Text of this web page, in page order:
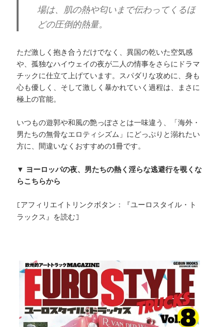
場は、肌の熱や匂いまで伝わってくるほ
どの圧倒的熱量。
ただ激しく抱き合うだけでなく、異国の乾いた空気感
や、孤独なハイウェイの夜が二人の情事をさらにドラマ
チックに仕立て上げています。スパダリな攻めに、身も
心も優しく、そして激しく暴かれていく過程は、まさに
極上の官能。
いつもの遊郭や和風の艶っぽさとは一味違う、「海外・
男たちの無骨なエロティシズム」にどっぷりと溺れたい
方に、間違いなくおすすめの1冊です。
▼ ヨーロッパの夜、男たちの熱く淫らな逃避行を覗くな
らこちらから
[アフィリエイトリンクボタン：『ユーロスタイル・ト
ラックス』を読む]